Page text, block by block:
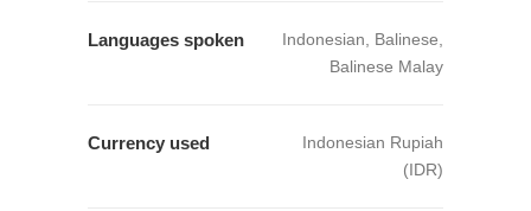
Languages spoken
Indonesian, Balinese,
Balinese Malay
Currency used
Indonesian Rupiah
(IDR)